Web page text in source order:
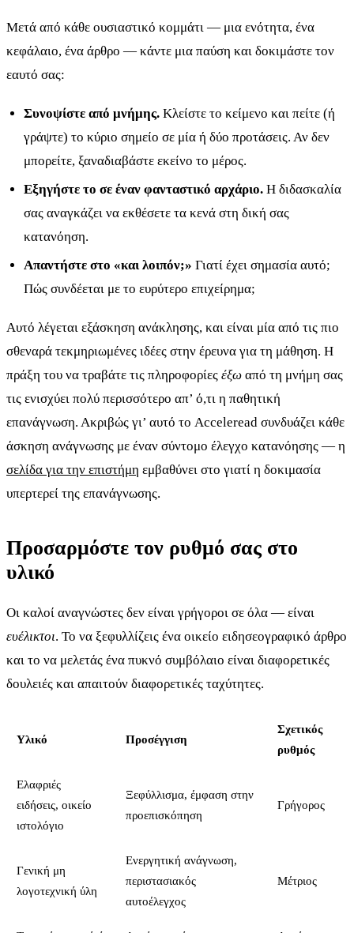
Μετά από κάθε ουσιαστικό κομμάτι — μια ενότητα, ένα
κεφάλαιο, ένα άρθρο — κάντε μια παύση και δοκιμάστε τον
εαυτό σας:
Συνοψίστε από μνήμης. Κλείστε το κείμενο και πείτε (ή
γράψτε) το κύριο σημείο σε μία ή δύο προτάσεις. Αν δεν
μπορείτε, ξαναδιαβάστε εκείνο το μέρος.
Εξηγήστε το σε έναν φανταστικό αρχάριο. Η διδασκαλία
σας αναγκάζει να εκθέσετε τα κενά στη δική σας
κατανόηση.
Απαντήστε στο «και λοιπόν;» Γιατί έχει σημασία αυτό;
Πώς συνδέεται με το ευρύτερο επιχείρημα;
Αυτό λέγεται εξάσκηση ανάκλησης, και είναι μία από τις πιο
σθεναρά τεκμηριωμένες ιδέες στην έρευνα για τη μάθηση. Η
πράξη του να τραβάτε τις πληροφορίες έξω από τη μνήμη σας
τις ενισχύει πολύ περισσότερο απ’ ό,τι η παθητική
επανάγνωση. Ακριβώς γι’ αυτό το Acceleread συνδυάζει κάθε
άσκηση ανάγνωσης με έναν σύντομο έλεγχο κατανόησης — η
σελίδα για την επιστήμη εμβαθύνει στο γιατί η δοκιμασία
υπερτερεί της επανάγνωσης.
Προσαρμόστε τον ρυθμό σας στο
υλικό
Οι καλοί αναγνώστες δεν είναι γρήγοροι σε όλα — είναι
ευέλικτοι. Το να ξεφυλλίζεις ένα οικείο ειδησεογραφικό άρθρο
και το να μελετάς ένα πυκνό συμβόλαιο είναι διαφορετικές
δουλειές και απαιτούν διαφορετικές ταχύτητες.
Υλικό Προσέγγιση
Σχετικός
ρυθμός
Ελαφριές
ειδήσεις, οικείο
ιστολόγιο
Ξεφύλλισμα, έμφαση στην
προεπισκόπηση
Γρήγορος
Γενική μη
λογοτεχνική ύλη
Ενεργητική ανάγνωση,
περιστασιακός
αυτοέλεγχος
Μέτριος